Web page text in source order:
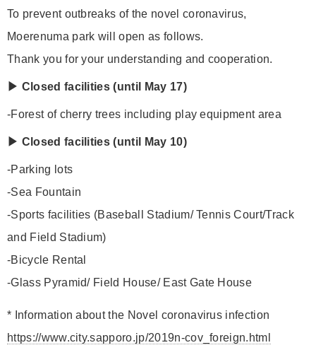
To prevent outbreaks of the novel coronavirus,
Moerenuma park will open as follows.
Thank you for your understanding and cooperation.
▶ Closed facilities (until May 17)
-Forest of cherry trees including play equipment area
▶ Closed facilities (until May 10)
-Parking lots
-Sea Fountain
-Sports facilities (Baseball Stadium/ Tennis Court/Track
and Field Stadium)
-Bicycle Rental
-Glass Pyramid/ Field House/ East Gate House
* Information about the Novel coronavirus infection
https://www.city.sapporo.jp/2019n-cov_foreign.html